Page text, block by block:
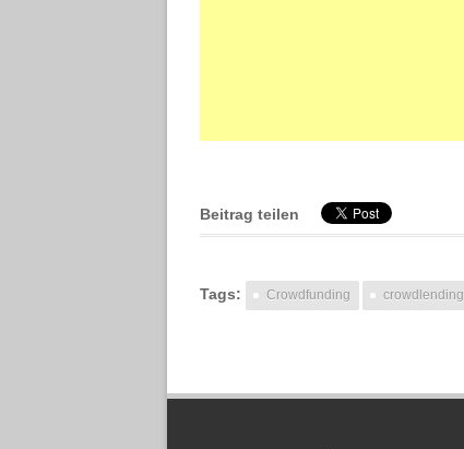
Beitrag teilen
Tags: Crowdfunding crowdlending